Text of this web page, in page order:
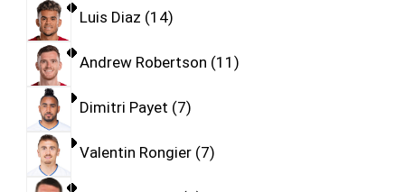
Luis Diaz 14
Andrew Robertson 11
Dimitri Payet 7
Valentin Rongier 7